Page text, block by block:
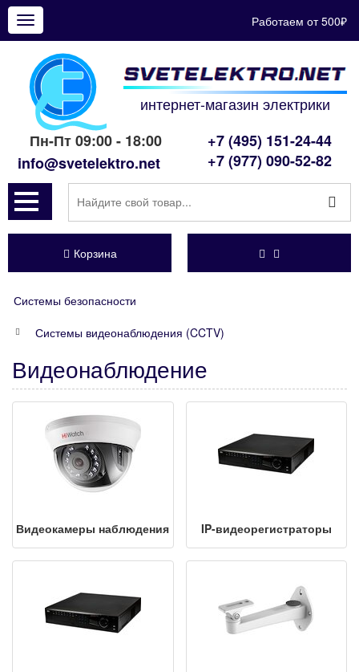
Показать
меню
Работаем от 500₽
интернет-магазин электрики
Пн-Пт 09:00 - 18:00
info@svetelektro.net
+7 (495) 151-24-44
+7 (977) 090-52-82
Корзина
Системы безопасности
Системы видеонаблюдения (CCTV)
Видеонаблюдение
Виде­ока­ме­ры наблюдения IP-ви­де­оре­гис­тра­то­ры